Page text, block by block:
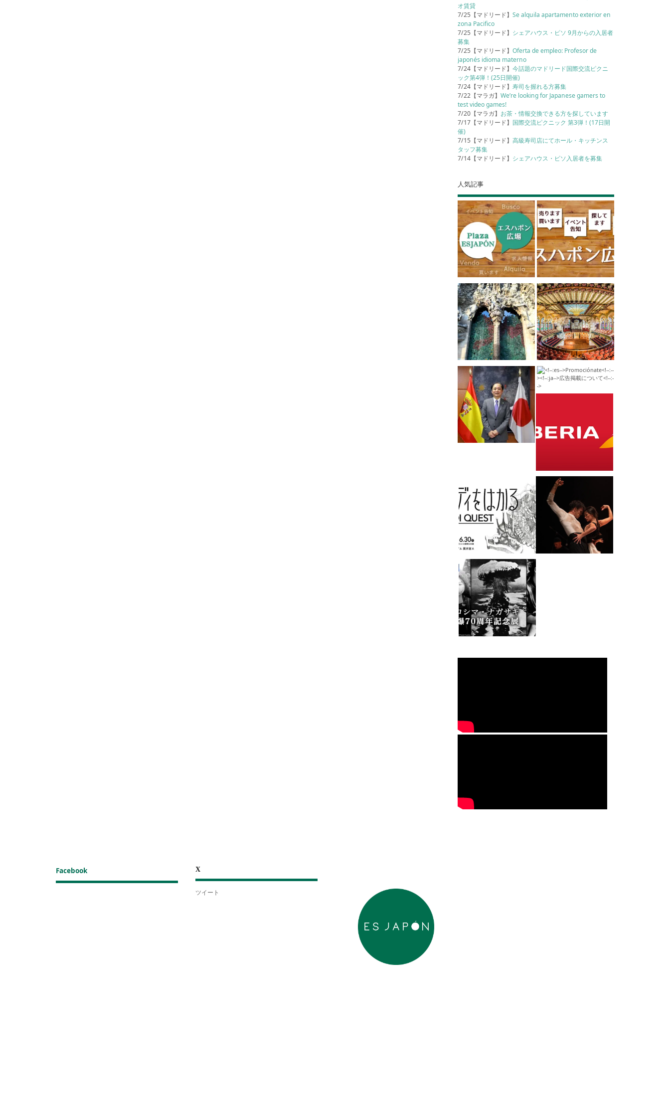
オ賃貸
7/25【マドリード】Se alquila apartamento exterior en
zona Pacifico
7/25【マドリード】 シェアハウス・ピソ 9月からの入居者
募集
7/25【マドリード】Oferta de empleo: Profesor de
japonés idioma materno
7/24【マドリード】今話題のマドリード国際交流ピクニ
ック第4弾！(25日開催)
7/24【マドリード】寿司を握れる方募集
7/22【マラガ】We’re looking for Japanese gamers to
test video games!
7/20【マラガ】 お茶・情報交換できる方を探しています
7/17【マドリード】 国際交流ピクニック 第3弾！(17日開
催)
7/15【マドリード】高級寿司店にてホール・キッチンス
タッフ募集
7/14【マドリード】 シェアハウス・ピソ入居者を募集
人気記事
Facebook X
ツイート